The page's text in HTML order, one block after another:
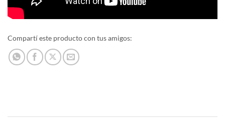
Compartí este producto con tus amigos: